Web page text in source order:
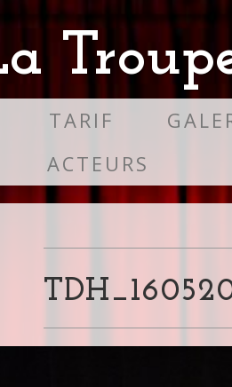
TARIF
ACTEURS